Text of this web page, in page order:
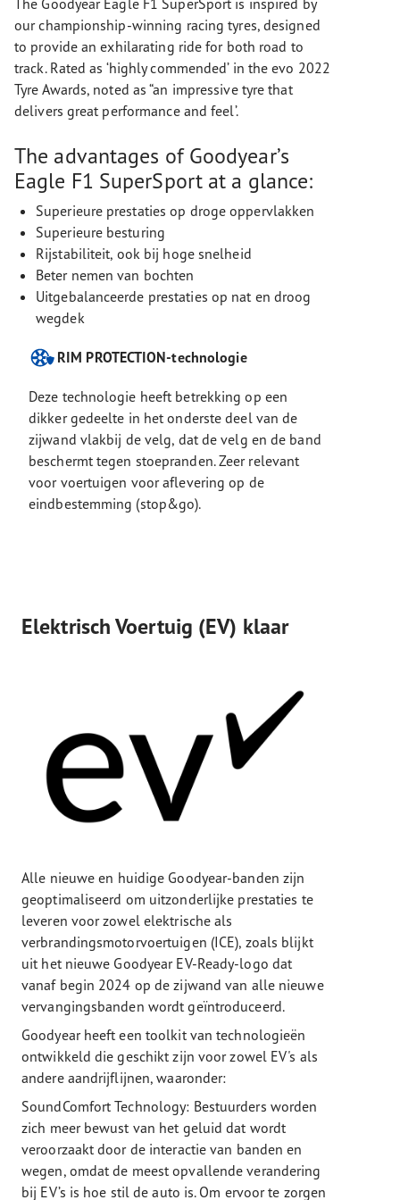
The Goodyear Eagle F1 SuperSport is inspired by
our championship-winning racing tyres, designed
to provide an exhilarating ride for both road to
track. Rated as ‘highly commended’ in the evo 2022
Tyre Awards, noted as “an impressive tyre that
delivers great performance and feel’.
The advantages of Goodyear’s
Eagle F1 SuperSport at a glance:
Superieure prestaties op droge oppervlakken
Superieure besturing
Rijstabiliteit, ook bij hoge snelheid
Beter nemen van bochten
Uitgebalanceerde prestaties op nat en droog
wegdek
RIM PROTECTION-technologie
Deze technologie heeft betrekking op een
dikker gedeelte in het onderste deel van de
zijwand vlakbij de velg, dat de velg en de band
beschermt tegen stoepranden. Zeer relevant
voor voertuigen voor aflevering op de
eindbestemming (stop&go).
Elektrisch Voertuig (EV) klaar
Alle nieuwe en huidige Goodyear-banden zijn
geoptimaliseerd om uitzonderlijke prestaties te
leveren voor zowel elektrische als
verbrandingsmotorvoertuigen (ICE), zoals blijkt
uit het nieuwe Goodyear EV-Ready-logo dat
vanaf begin 2024 op de zijwand van alle nieuwe
vervangingsbanden wordt geïntroduceerd.
Goodyear heeft een toolkit van technologieën
ontwikkeld die geschikt zijn voor zowel EV's als
andere aandrijflijnen, waaronder:
SoundComfort Technology: Bestuurders worden
zich meer bewust van het geluid dat wordt
veroorzaakt door de interactie van banden en
wegen, omdat de meest opvallende verandering
bij EV’s is hoe stil de auto is. Om ervoor te zorgen